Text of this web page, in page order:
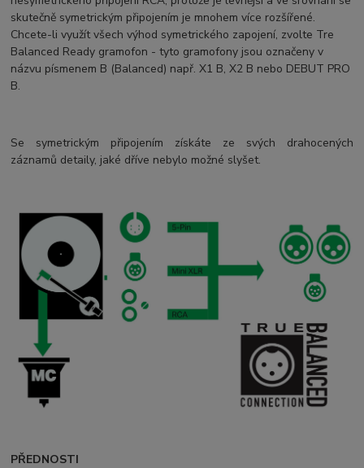
skutečně symetrickým připojením je mnohem více rozšířené.
Chcete-li využít všech výhod symetrického zapojení, zvolte Tre
Balanced Ready gramofon - tyto gramofony jsou označeny v
názvu písmenem B (Balanced) např. X1 B, X2 B nebo DEBUT PRO
B.
Se symetrickým připojením získáte ze svých drahocených
záznamů detaily, jaké dříve nebylo možné slyšet.
PŘEDNOSTI